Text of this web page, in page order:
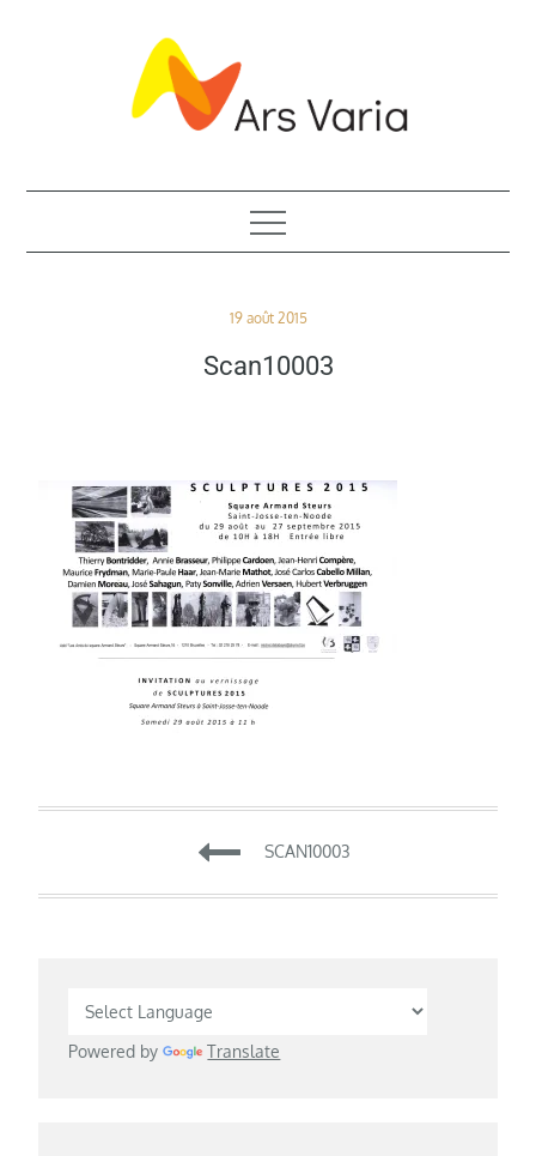
Posted
19 août 2015
Scan10003
Navigation
de
SCAN10003
Powered by Translate